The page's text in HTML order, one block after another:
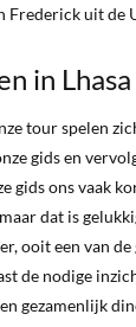
Frederick uit de
in Lhasa
tour spelen
gids en
gids ons vaak
dat is
ooit een van
de nodige
gezamenlijk